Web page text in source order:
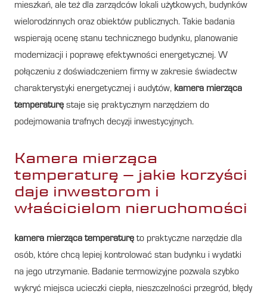
mieszkań, ale też dla zarządców lokali użytkowych, budynków
wielorodzinnych oraz obiektów publicznych. Takie badania
wspierają ocenę stanu technicznego budynku, planowanie
modernizacji i poprawę efektywności energetycznej. W
połączeniu z doświadczeniem firmy w zakresie świadectw
charakterystyki energetycznej i audytów, kamera mierząca
temperaturę staje się praktycznym narzędziem do
podejmowania trafnych decyzji inwestycyjnych.
Kamera mierząca
temperaturę – jakie korzyści
daje inwestorom i
właścicielom nieruchomości
kamera mierząca temperaturę to praktyczne narzędzie dla
osób, które chcą lepiej kontrolować stan budynku i wydatki
na jego utrzymanie. Badanie termowizyjne pozwala szybko
wykryć miejsca ucieczki ciepła, nieszczelności przegród, błędy